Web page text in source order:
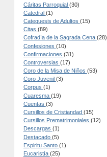
Cáritas Parroquial (30)
Catedral (1)
Catequesis de Adultos (15)
Citas (89)
Cofradía de la Sagrada Cena (28)
Confesiones (10)
Confirmaciones (31)
Controversias (17)
Coro de la Misa de Niños (53)
Coro Juvenil (3)
Corpus (1)
Cuaresma (19)
Cuentas (3)
Cursillos de Cristiandad (15)
Cursillos Prematrimoniales (12)
Descargas (1)
Destacado (5)
Espiritu Santo (1)
Eucaristía (25)